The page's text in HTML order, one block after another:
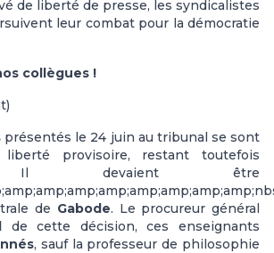
de liberté de presse, les syndicalistes
leur combat pour la démocratie
collègues !
présentés le 24 juin au tribunal se sont
provisoire, restant toutefois
Il devaient être
de Gabode. Le procureur général
de cette décision, ces enseignants
, sauf la professeur de philosophie